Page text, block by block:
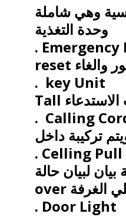
وهي شاملة
وحدة التغذية
Emergency
.
والغاء reset
key Unit
.
Tall
Calling
.
تركيبة داخل
Celling Pull
.
لبيان حالة
الغرفةover
Door Light
.